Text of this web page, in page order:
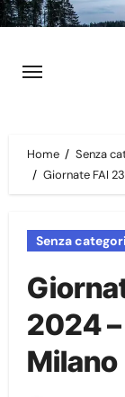
Skip
content
Home
Senza
Giornate FAI
Senza
2024
Milano